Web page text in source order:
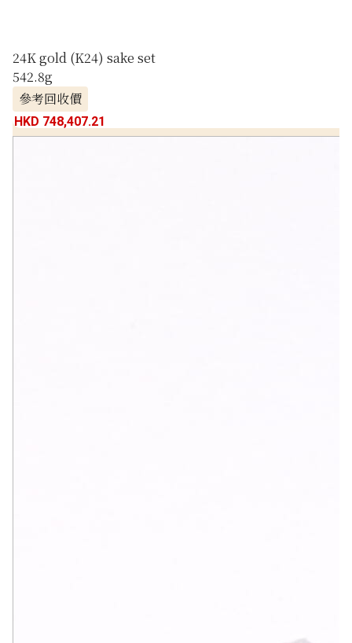
24K gold (K24) sake set
542.8g
參考回收價
HKD 748,407.21